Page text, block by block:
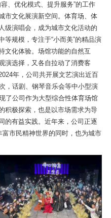
、优化模式、提升服务”的工作
市文化展演新空间。体育场、体
级演唱会，成为城市文化活动的
规模，专注于“小而美”的精品演
文化体验。场馆功能的自然互
演选择，又各自拉动了消费客
年，公司共开展文艺演出近百
，话剧、钢琴音乐会等中小型演
了公司作为大型综合性体育场馆
积极探索，也是以市场需求为导
的有益实践。近年来，公司正逐
富市民精神世界的同时，也为城市